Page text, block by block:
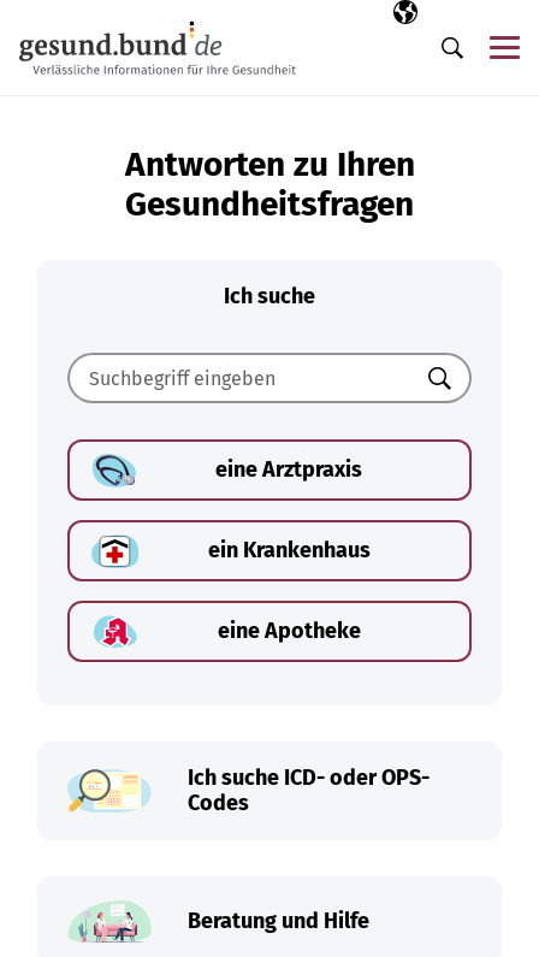
Ausgewählte
DE
Suche
Antworten zu Ihren
Gesundheitsfragen
Ich suche
Suchen
eine Arztpraxis
ein Krankenhaus
eine Apotheke
Ich suche ICD- oder OPS-
Codes
Beratung und Hilfe